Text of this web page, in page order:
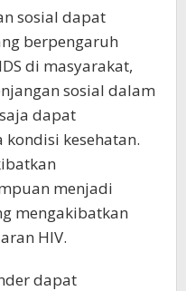
sosial dapat
berpengaruh
di masyarakat,
sosial dalam
dapat
kesehatan.
menjadi
mengakibatkan
HIV.
dapat